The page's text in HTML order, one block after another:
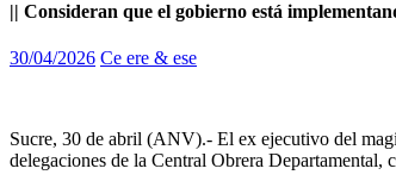
|| Consideran que el gobierno está
30/04/2026 Ce ere & ese
Sucre, 30 de abril (ANV).- El ex ejecutivo del
delegaciones de la Central Obrera Departamental,